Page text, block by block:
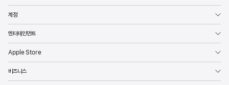
계정
엔터테인먼트
Apple Store
비즈니스